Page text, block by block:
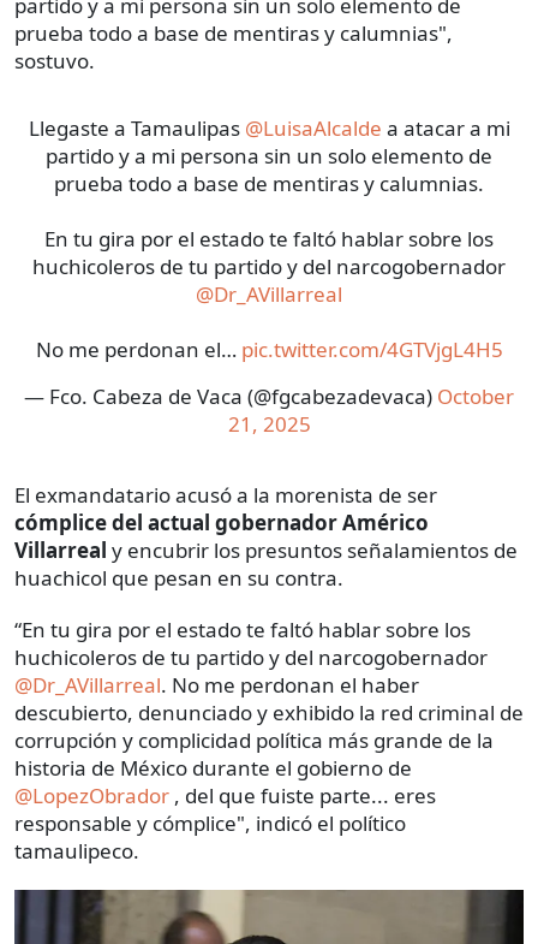
prueba todo a base de mentiras y calumnias",
sostuvo.
Llegaste a Tamaulipas @LuisaAlcalde a atacar a mi
partido y a mi persona sin un solo elemento de
prueba todo a base de mentiras y calumnias.
En tu gira por el estado te faltó hablar sobre los
huchicoleros de tu partido y del narcogobernador
@Dr_AVillarreal
No me perdonan el… pic.twitter.com/4GTVjgL4H5
— Fco. Cabeza de Vaca (@fgcabezadevaca) October
21, 2025
El exmandatario acusó a la morenista de ser
cómplice del actual gobernador Américo
Villarreal y encubrir los presuntos señalamientos de
huachicol que pesan en su contra.
“En tu gira por el estado te faltó hablar sobre los
huchicoleros de tu partido y del narcogobernador
@Dr_AVillarreal. No me perdonan el haber
descubierto, denunciado y exhibido la red criminal de
corrupción y complicidad política más grande de la
historia de México durante el gobierno de
@LopezObrador , del que fuiste parte... eres
responsable y cómplice", indicó el político
tamaulipeco.